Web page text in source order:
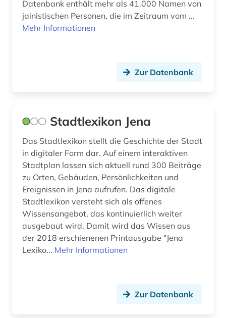
altorientalistik (2)
american numismatic society (2)
amerika (31)
amerika + schwarze (1)
amerikanische geschichte (7)
amerikanische revolution (1)
amerikanistik (3)
Russland, Sowjetunion (88)
Schweden (197)
Schweiz (38)
Serbien (12)
Skandinavien (11)
Slowakei (20)
Slowenien (11)
Spanien (19)
Datenbank enthält mehr als 41.000 Namen von
jainistischen Personen, die im Zeitraum vom ...
Mehr Informationen
Zur Datenbank
Stadtlexikon Jena
Das Stadtlexikon stellt die Geschichte der Stadt
in digitaler Form dar. Auf einem interaktiven
Stadtplan lassen sich aktuell rund 300 Beiträge
zu Orten, Gebäuden, Persönlichkeiten und
Ereignissen in Jena aufrufen. Das digitale
Stadtlexikon versteht sich als offenes
Wissensangebot, das kontinuierlich weiter
ausgebaut wird. Damit wird das Wissen aus
der 2018 erschienenen Printausgabe "Jena
Lexiko... Mehr Informationen
Zur Datenbank